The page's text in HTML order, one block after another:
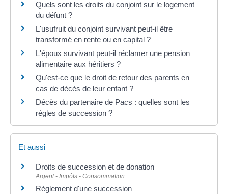
Quels sont les droits du conjoint sur le logement
du défunt ?
L'usufruit du conjoint survivant peut-il être
transformé en rente ou en capital ?
L'époux survivant peut-il réclamer une pension
alimentaire aux héritiers ?
Qu'est-ce que le droit de retour des parents en
cas de décès de leur enfant ?
Décès du partenaire de Pacs : quelles sont les
règles de succession ?
Et aussi
Droits de succession et de donation
Argent - Impôts - Consommation
Règlement d'une succession